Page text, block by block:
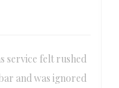
service felt rushed
and was ignored